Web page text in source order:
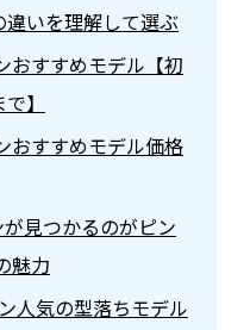
いを理解して選ぶ
おすすめモデル【初
】
おすすめモデル価格
見つかるのがピン
魅力
人気の型落ちモデル